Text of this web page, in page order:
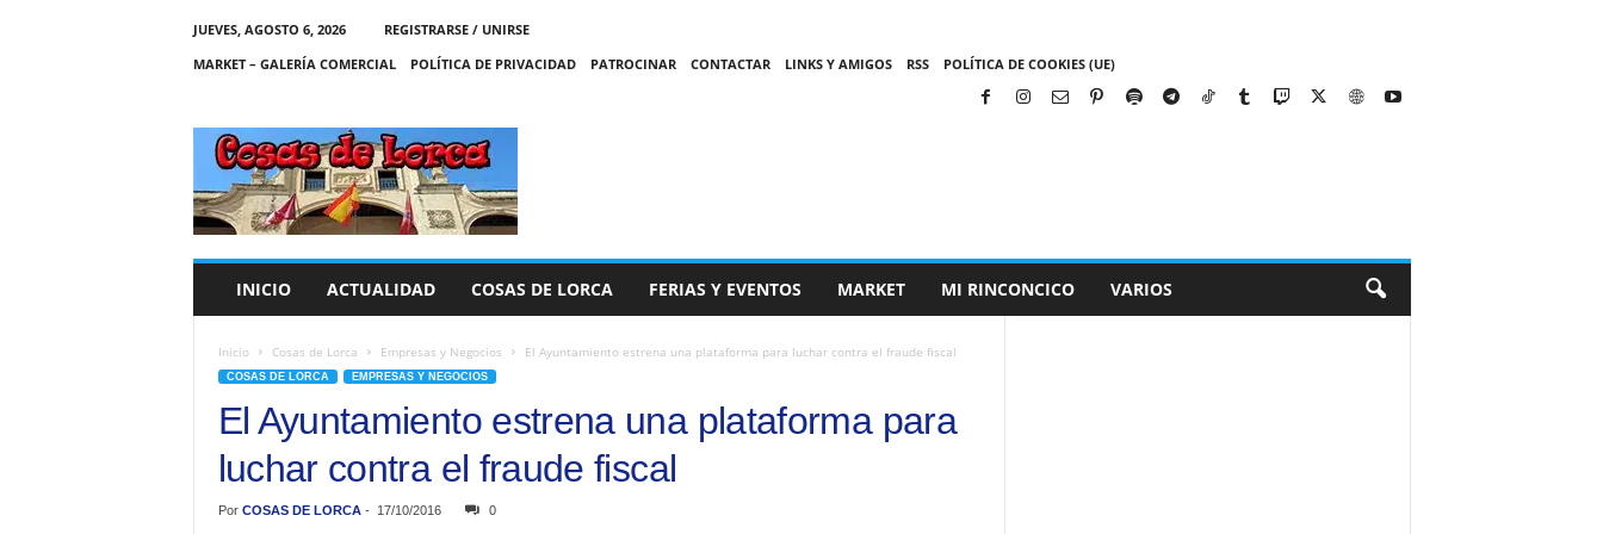
JUEVES, AGOSTO 6, 2026
REGISTRARSE / UNIRSE
MARKET – GALERÍA COMERCIAL
POLÍTICA DE PRIVACIDAD PATROCINAR CONTACTAR LINKS Y AMIGOS RSS POLÍTICA DE COOKIES (UE)
C
A
S
INICIO ACTUALIDAD COSAS DE LORCA FERIAS Y EVENTOS MARKET MI RINCONCICO VARIOS
Inicio Cosas de Lorca Empresas y Negocios El Ayuntamiento estrena una plataforma para luchar contra el fraude fiscal
COSAS DE LORCA EMPRESAS Y NEGOCIOS
El Ayuntamiento estrena una plataforma para
luchar contra el fraude fiscal
Por COSAS DE LORCA- 17/10/2016 0